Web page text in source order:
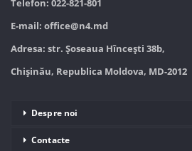
Telefon: 022-821-801
E-mail: office@n4.md
Adresa: str. Șoseaua Hînceşti 38b,
Chișinău, Republica Moldova, MD-2012
Despre noi
Contacte